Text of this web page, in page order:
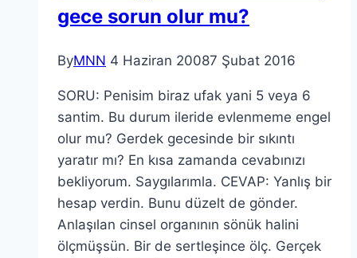
gece sorun olur mu?
ByMNN 4 Haziran 20087 Şubat 2016
SORU: Penisim biraz ufak yani 5 veya 6
santim. Bu durum ileride evlenmeme engel
olur mu? Gerdek gecesinde bir sıkıntı
yaratır mı? En kısa zamanda cevabınızı
bekliyorum. Saygılarımla. CEVAP: Yanlış bir
hesap verdin. Bunu düzelt de gönder.
Anlaşılan cinsel organının sönük halini
ölçmüşsün. Bir de sertleşince ölç. Gerçek